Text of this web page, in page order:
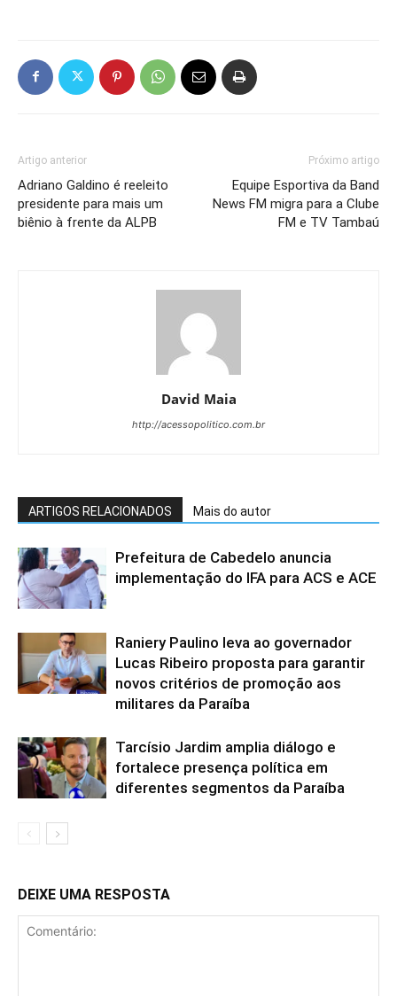
Artigo anterior
Adriano Galdino é reeleito
presidente para mais um
biênio à frente da ALPB
Próximo artigo
Equipe Esportiva da Band
News FM migra para a Clube
FM e TV Tambaú
David Maia
http://acessopolitico.com.br
ARTIGOS RELACIONADOS Mais do autor
Prefeitura de Cabedelo anuncia
implementação do IFA para ACS e ACE
Raniery Paulino leva ao governador
Lucas Ribeiro proposta para garantir
novos critérios de promoção aos
militares da Paraíba
Tarcísio Jardim amplia diálogo e
fortalece presença política em
diferentes segmentos da Paraíba
DEIXE UMA RESPOSTA